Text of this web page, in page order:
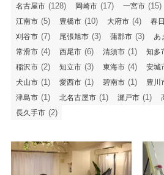
名古屋市 (128) 岡崎市 (17) 一宮市 (15)
江南市 (5) 豊橋市 (10) 大府市 (4) 春
刈谷市 (7) 尾張旭市 (3) 蒲郡市 (3) あ
常滑市 (4) 西尾市 (6) 清須市 (1) 知多
稲沢市 (2) 知立市 (3) 東海市 (4) 安城
犬山市 (1) 愛西市 (1) 碧南市 (1) 豊川
津島市 (1) 北名古屋市 (1) 瀬戸市 (1)
長久手市 (2)